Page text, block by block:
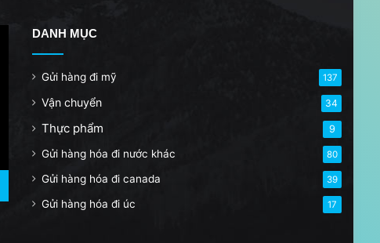
DANH MỤC
Gửi hàng đi mỹ 137
Vận chuyển 34
Thực phẩm 9
Gửi hàng hóa đi nước khác 80
Gửi hàng hóa đi canada 39
Gửi hàng hóa đi úc 17